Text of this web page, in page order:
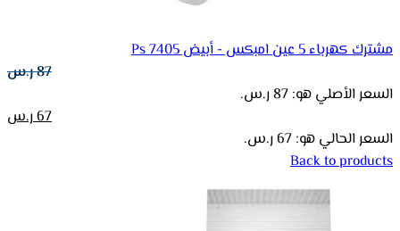
مشترك كهرباء 5 عين امبكس - أبيض Ps 7405
87ر.س
السعر الأصلي هو: 87 ر.س.
67ر.س
السعر الحالي هو: 67 ر.س.
Back to products